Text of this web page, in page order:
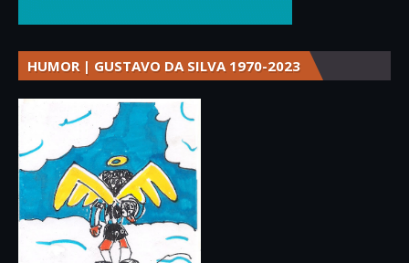
HUMOR | GUSTAVO DA SILVA 1970-2023